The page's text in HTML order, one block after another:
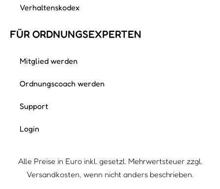
Verhaltenskodex
FÜR ORDNUNGS­EXPERTEN
Mitglied werden
Ordnungscoach werden
Support
Login
Alle Preise in Euro inkl. gesetzl. Mehrwertsteuer zzgl.
Versandkosten, wenn nicht anders beschrieben.